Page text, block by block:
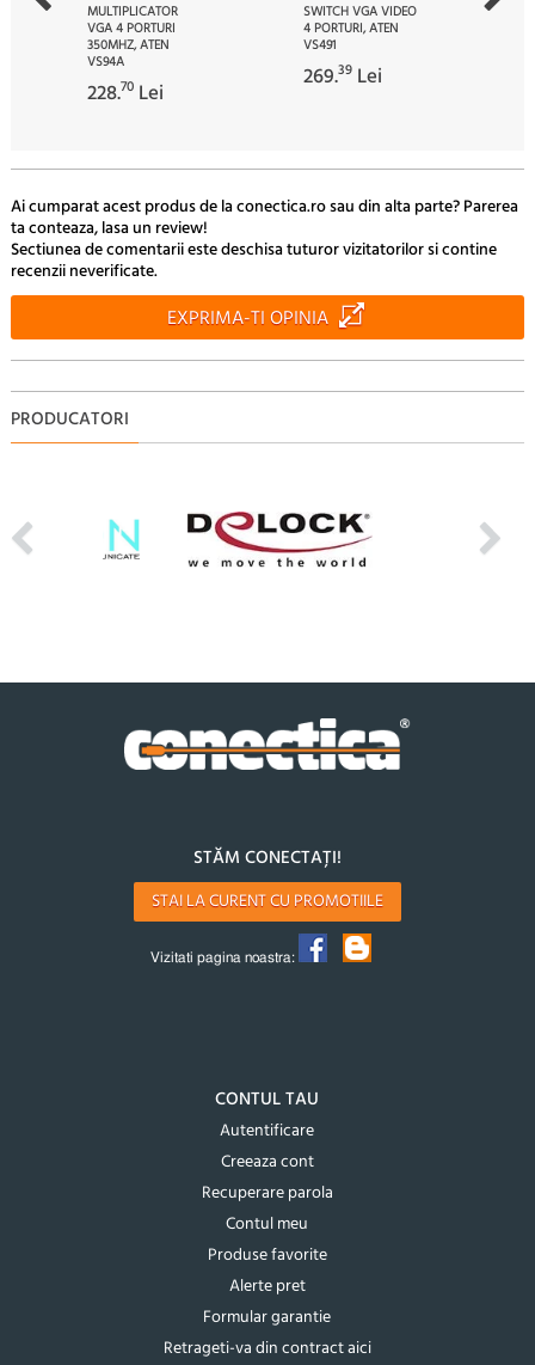
MULTIPLICATOR
VGA 4 PORTURI
350MHZ, ATEN
VS94A
228.70 Lei
SWITCH VGA VIDEO
4 PORTURI, ATEN
VS491
269.39 Lei
Ai cumparat acest produs de la conectica.ro sau din alta parte? Parerea
ta conteaza, lasa un review!
Sectiunea de comentarii este deschisa tuturor vizitatorilor si contine
recenzii neverificate.
EXPRIMA-TI OPINIA
PRODUCATORI
STĂM CONECTAȚI!
STAI LA CURENT CU PROMOTIILE
Vizitati pagina noastra:
CONTUL TAU
Autentificare
Creeaza cont
Recuperare parola
Contul meu
Produse favorite
Alerte pret
Formular garantie
Retrageti-va din contract aici